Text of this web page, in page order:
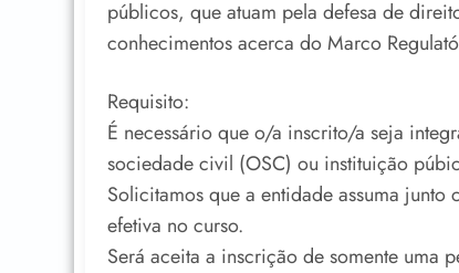
públicos, que atuam pela defesa de
conhecimentos acerca do Marco
Requisito:
É necessário que o/a inscrito/a seja
sociedade civil (OSC) ou instituição
Solicitamos que a entidade assuma
efetiva no curso.
Será aceita a inscrição de somente uma